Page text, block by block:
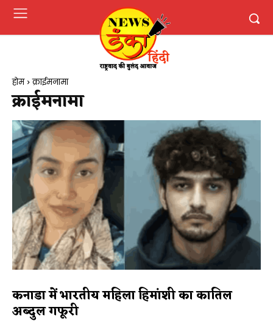
होम क्राईमनामा
क्राईमनामा
कनाडा में भारतीय महिला हिमांशी का कातिल
अब्दुल गफूरी